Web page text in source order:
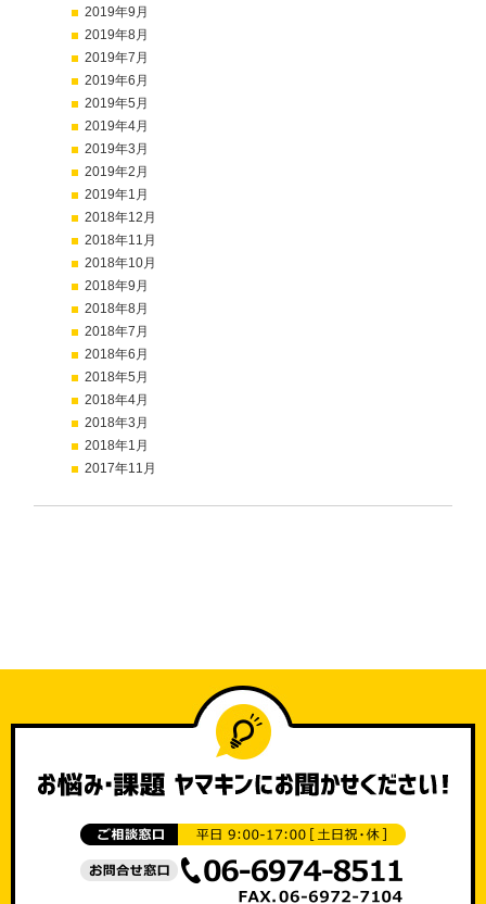
2019年9月
2019年8月
2019年7月
2019年6月
2019年5月
2019年4月
2019年3月
2019年2月
2019年1月
2018年12月
2018年11月
2018年10月
2018年9月
2018年8月
2018年7月
2018年6月
2018年5月
2018年4月
2018年3月
2018年1月
2017年11月